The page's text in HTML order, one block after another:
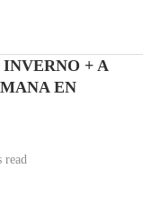
+ A
EN
read